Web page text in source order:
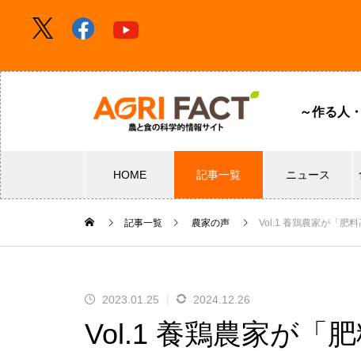
～作る人
HOME 記事一覧 ニュース
記事一覧 農家の声 Vol.1 養鶏農家が「肥
2023.01.25 2024.12.26
Vol.1 養鶏農家が「